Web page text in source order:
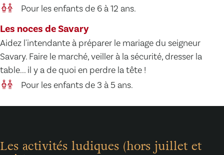
Pour les enfants de 6 à 12 ans.
Les noces de Savary
Aidez l'intendante à préparer le mariage du seigneur
Savary. Faire le marché, veiller à la sécurité, dresser la
table... il y a de quoi en perdre la tête !
Pour les enfants de 3 à 5 ans.
Les activités ludiques (hors juillet et